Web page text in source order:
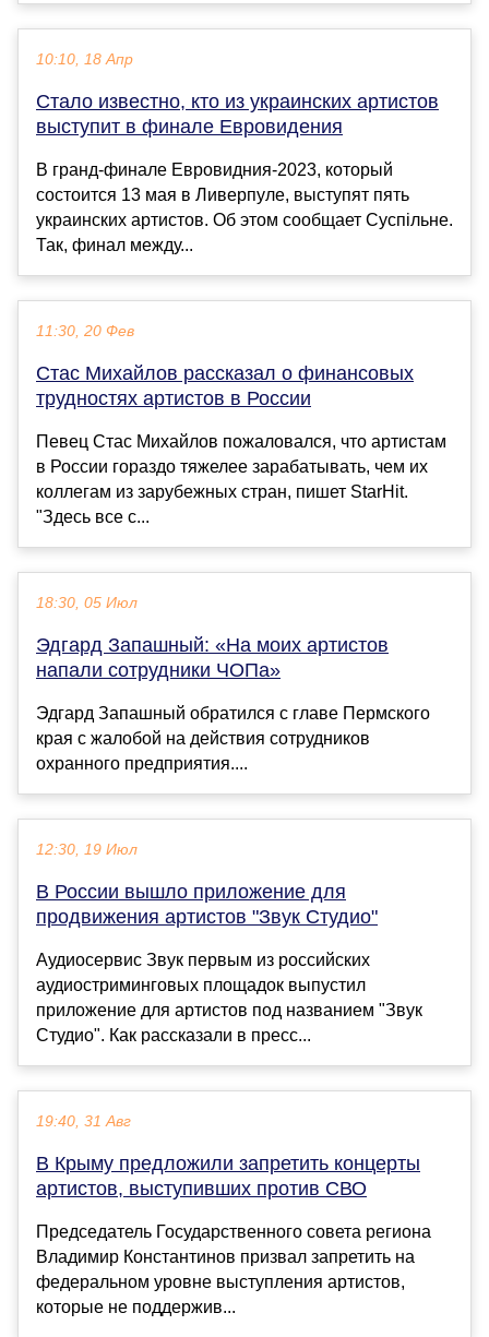
10:10, 18 Апр
Стало известно, кто из украинских артистов
выступит в финале Евровидения
В гранд-финале Евровидния-2023, который
состоится 13 мая в Ливерпуле, выступят пять
украинских артистов. Об этом сообщает Суспільне.
Так, финал между...
11:30, 20 Фев
Стас Михайлов рассказал о финансовых
трудностях артистов в России
Певец Стас Михайлов пожаловался, что артистам
в России гораздо тяжелее зарабатывать, чем их
коллегам из зарубежных стран, пишет StarHit.
"Здесь все с...
18:30, 05 Июл
Эдгард Запашный: «На моих артистов
напали сотрудники ЧОПа»
Эдгард Запашный обратился с главе Пермского
края с жалобой на действия сотрудников
охранного предприятия....
12:30, 19 Июл
В России вышло приложение для
продвижения артистов "Звук Студио"
Аудиосервис Звук первым из российских
аудиостриминговых площадок выпустил
приложение для артистов под названием "Звук
Студио". Как рассказали в пресс...
19:40, 31 Авг
В Крыму предложили запретить концерты
артистов, выступивших против СВО
Председатель Государственного совета региона
Владимир Константинов призвал запретить на
федеральном уровне выступления артистов,
которые не поддержив...